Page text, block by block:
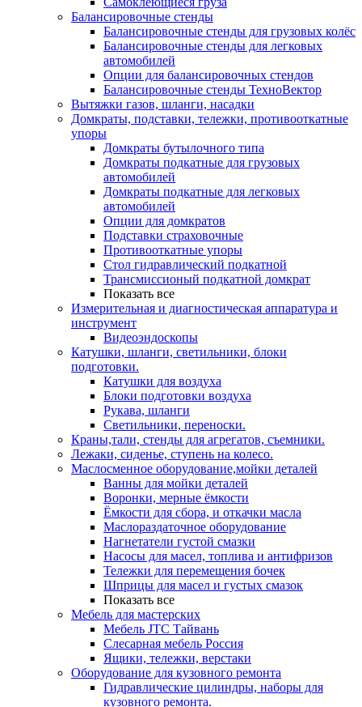
Балансировочные стенды
Балансировочные стенды для грузовых колёс
Балансировочные стенды для легковых
автомобилей
Опции для балансировочных стендов
Балансировочные стенды ТехноВектор
Вытяжки газов, шланги, насадки
Домкраты, подставки, тележки, противооткатные
упоры
Домкраты бутылочного типа
Домкраты подкатные для грузовых
автомобилей
Домкраты подкатные для легковых
автомобилей
Опции для домкратов
Подставки страховочные
Противооткатные упоры
Стол гидравлический подкатной
Трансмиссионый подкатной домкрат
Показать все
Измерительная и диагностическая аппаратура и
инструмент
Видеоэндоскопы
Катушки, шланги, светильники, блоки
подготовки.
Катушки для воздуха
Блоки подготовки воздуха
Рукава, шланги
Светильники, переноски.
Краны,тали, стенды для агрегатов, съемники.
Лежаки, сиденье, ступень на колесо.
Маслосменное оборудование,мойки деталей
Ванны для мойки деталей
Воронки, мерные ёмкости
Ёмкости для сбора, и откачки масла
Маслораздаточное оборудование
Нагнетатели густой смазки
Насосы для масел, топлива и антифризов
Тележки для перемещения бочек
Шприцы для масел и густых смазок
Показать все
Мебель для мастерских
Мебель JTC Тайвань
Слесарная мебель Россия
Ящики, тележки, верстаки
Оборудование для кузовного ремонта
Гидравлические цилиндры, наборы для
кузовного ремонта.